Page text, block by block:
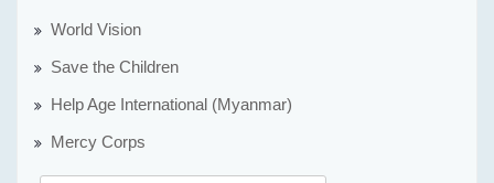
World Vision
Save the Children
Help Age International (Myanmar)
Mercy Corps